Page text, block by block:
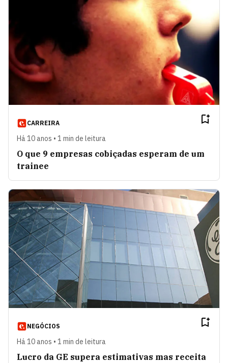
CARREIRA
Há 10 anos • 1 min de leitura
O que 9 empresas cobiçadas esperam de um
trainee
NEGÓCIOS
Há 10 anos • 1 min de leitura
Lucro da GE supera estimativas mas receita